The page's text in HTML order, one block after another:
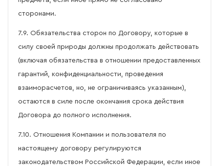
сторонами.
7.9. Обязательства сторон по Договору, которые в
силу своей природы должны продолжать действовать
(включая обязательства в отношении предоставленных
гарантий, конфиденциальности, проведения
взаиморасчетов, но, не ограничиваясь указанным),
остаются в силе после окончания срока действия
Договора до полного исполнения.
7.10. Отношения Компании и пользователя по
настоящему договору регулируются
законодательством Российской Федерации, если иное